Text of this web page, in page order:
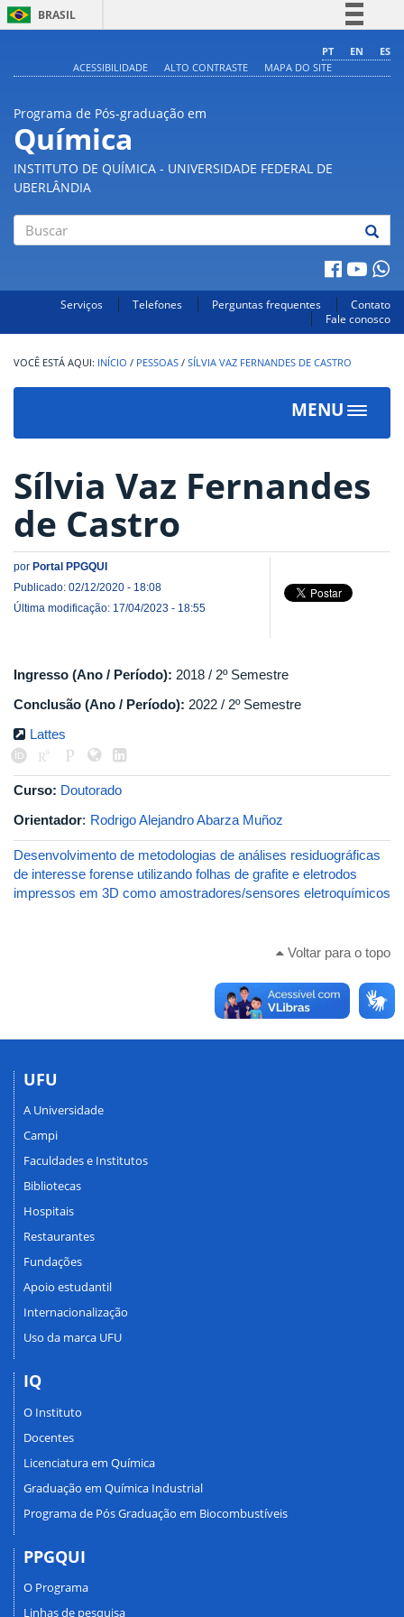
BRASIL
Comunica BR
PT EN
ES
ACESSIBILIDADE
ALTO CONTRASTE MAPA DO SITE
Programa de Pós-graduação em
Química
INSTITUTO DE QUÍMICA - UNIVERSIDADE FEDERAL DE
UBERLÂNDIA
Serviços Telefones Perguntas frequentes
Contato
Fale conosco
INÍCIO / PESSOAS / SÍLVIA VAZ FERNANDES DE CASTRO
MENU
Toggle
Sílvia Vaz Fernandes
de Castro
por Portal PPGQUI
Publicado: 02/12/2020 - 18:08
Última modificação: 17/04/2023 - 18:55
Ingresso (Ano / Período): 2018 / 2º Semestre
Conclusão (Ano / Período): 2022 / 2º Semestre
Lattes
Curso: Doutorado
Orientador: Rodrigo Alejandro Abarza Muñoz
Desenvolvimento de metodologias de análises residuográficas
de interesse forense utilizando folhas de grafite e eletrodos
impressos em 3D como amostradores/sensores eletroquímicos
Voltar para o topo
UFU
A Universidade
Campi
Faculdades e Institutos
Bibliotecas
Hospitais
Restaurantes
Fundações
Apoio estudantil
Internacionalização
Uso da marca UFU
IQ
O Instituto
Docentes
Licenciatura em Química
Graduação em Química Industrial
Programa de Pós Graduação em Biocombustíveis
PPGQUI
O Programa
Linhas de pesquisa